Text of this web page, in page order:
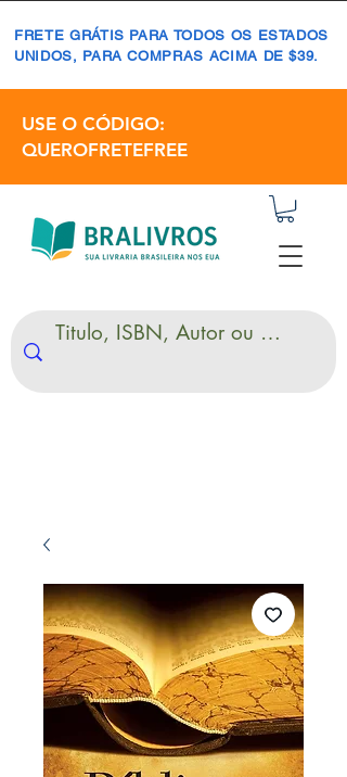
FRETE GRÁTIS PARA TODOS OS ESTADOS
UNIDOS, PARA COMPRAS ACIMA DE $39.
USE O CÓDIGO:
QUEROFRETEFREE